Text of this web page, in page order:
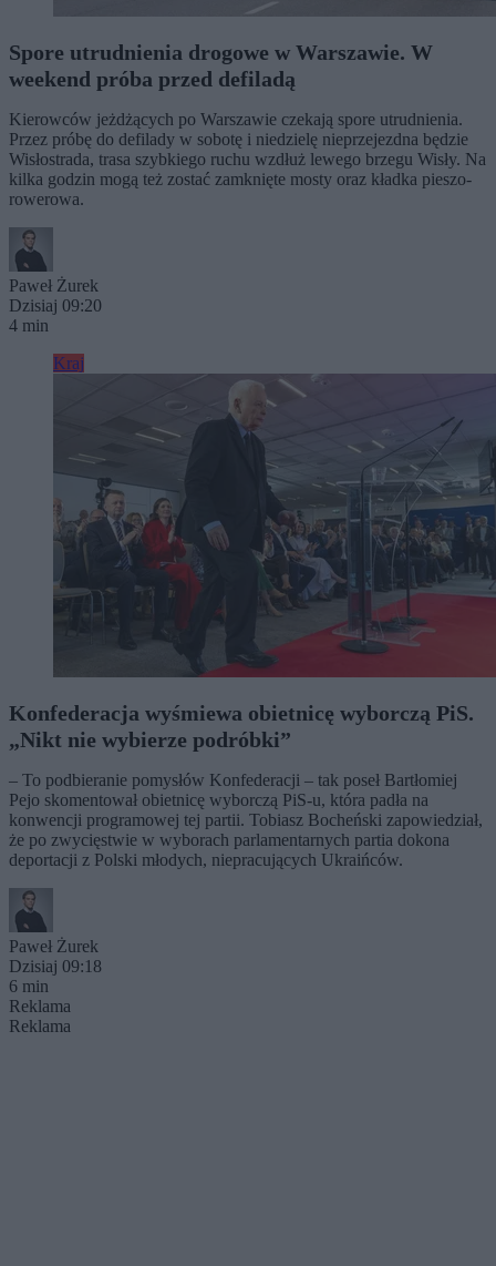
Spore utrudnienia drogowe w Warszawie. W
weekend próba przed defiladą
Kierowców jeżdżących po Warszawie czekają spore utrudnienia.
Przez próbę do defilady w sobotę i niedzielę nieprzejezdna będzie
Wisłostrada, trasa szybkiego ruchu wzdłuż lewego brzegu Wisły. Na
kilka godzin mogą też zostać zamknięte mosty oraz kładka pieszo-
rowerowa.
Paweł Żurek
Dzisiaj 09:20
4 min
Kraj
Konfederacja wyśmiewa obietnicę wyborczą PiS.
„Nikt nie wybierze podróbki”
– To podbieranie pomysłów Konfederacji – tak poseł Bartłomiej
Pejo skomentował obietnicę wyborczą PiS-u, która padła na
konwencji programowej tej partii. Tobiasz Bocheński zapowiedział,
że po zwycięstwie w wyborach parlamentarnych partia dokona
deportacji z Polski młodych, niepracujących Ukraińców.
Paweł Żurek
Dzisiaj 09:18
6 min
Reklama
Reklama